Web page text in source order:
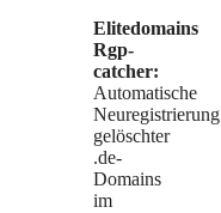
Elitedomains
Rgp-
catcher:
Automatische
Neuregistrierung
gelöschter
.de-
Domains
im